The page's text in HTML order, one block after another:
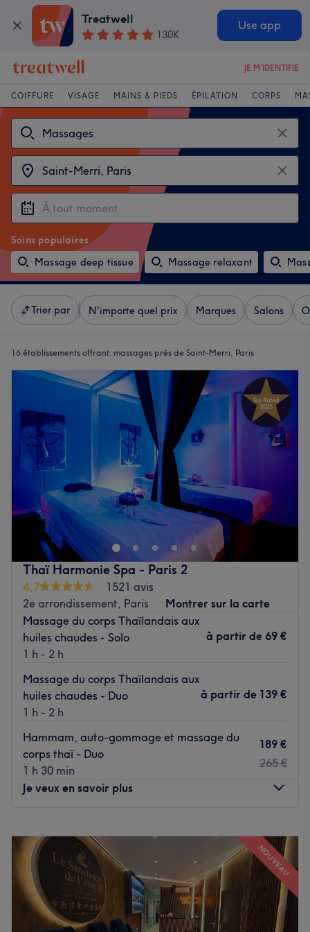
Treatwell
130K
Use app
JE M'IDENTIFIE
COIFFURE VISAGE MAINS & PIEDS ÉPILATION CORPS
Soins populaires
Massage deep tissue
Massage relaxant
Trier par N'importe quel prix Marques Salons
16 établissements offrant: massages près de Saint-Merri, Paris
Thaï Harmonie Spa - Paris 2
4,7
1521 avis
2e arrondissement, Paris
Montrer sur la carte
Massage du corps Thaïlandais aux
huiles chaudes - Solo
1 h - 2 h
à partir de 69 €
Massage du corps Thaïlandais aux
huiles chaudes - Duo
1 h - 2 h
à partir de 139 €
Hammam, auto-gommage et massage du
corps thaï - Duo
1 h 30 min
189 €
265 €
Je veux en savoir plus
Mardi
–20:00
Mercredi
11:00–20:00
Jeudi
11:00
20:00
Vendredi
11:00
20:00
Samedi
11:00 –
Dimanche
11:00 –
NOUVEAU